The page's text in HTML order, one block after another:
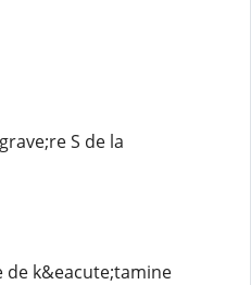
S de la
de k&eacute;tamine